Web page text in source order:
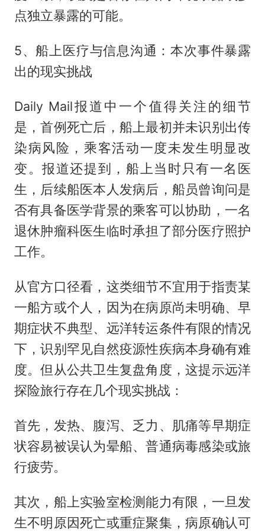
点独立暴露的可能。
5、船上医疗与信息沟通：本次事件暴露
出的现实挑战
Daily Mail报道中一个值得关注的细节
是，首例死亡后，船上最初并未识别出传
染病风险，乘客活动一度未发生明显改
变。报道还提到，船上当时只有一名医
生，后续船医本人发病后，船员曾询问是
否有具备医学背景的乘客可以协助，一名
退休肿瘤科医生临时承担了部分医疗照护
工作。
从官方口径看，这类细节不宜用于指责某
一船方或个人，因为在病原尚未明确、早
期症状不典型、远洋转运条件有限的情况
下，识别罕见自然疫源性疾病本身确有难
度。但从公共卫生复盘角度，这提示远洋
探险旅行存在几个现实挑战：
首先，发热、腹泻、乏力、肌痛等早期症
状容易被误认为晕船、普通病毒感染或旅
行疲劳。
其次，船上实验室检测能力有限，一旦发
生不明原因死亡或重症聚集，病原确认可